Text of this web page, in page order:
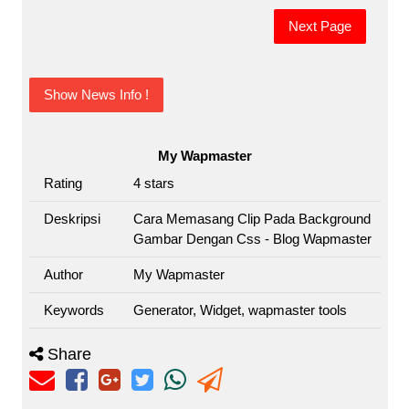
Next Page
Show News Info !
My Wapmaster
Rating
4 stars
Deskripsi
Cara Memasang Clip Pada Background
Gambar Dengan Css - Blog Wapmaster
Author My Wapmaster
Keywords Generator, Widget, wapmaster tools
Share